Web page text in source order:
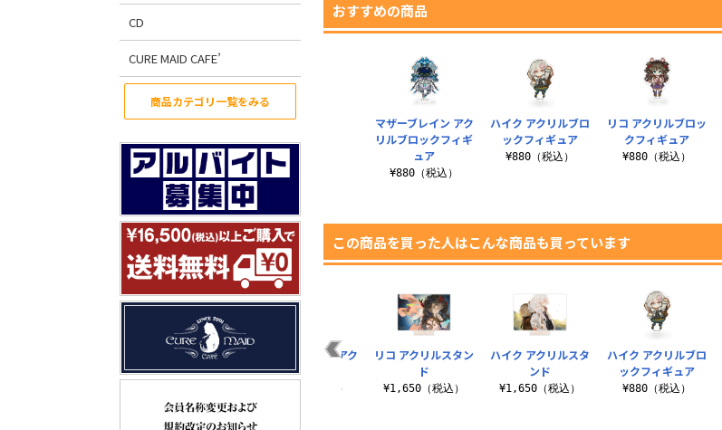
CD
CURE MAID CAFE’
商品カテゴリ一覧をみる
おすすめの商品
リコ アクリルブロッ
クフィギュア
¥880（税込）
マザーブレイン アク
リルブロックフィギ
ュア
¥880（税込）
ハイク アクリルブロ
ックフィギュア
¥880（税込）
この商品を買った人はこんな商品も買っています
ハイク アクリルブロ
ックフィギュア
¥880（税込）
マザーブレイン アク
リルスタンド
フォールアウト アク
リルスタンド
¥1,650（税込）
リコ アクリルスタン
ド
¥1,650（税込）
ハイク アクリルスタ
ンド
¥1,650（税込）